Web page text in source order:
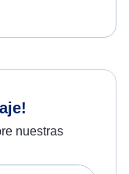
nuestras